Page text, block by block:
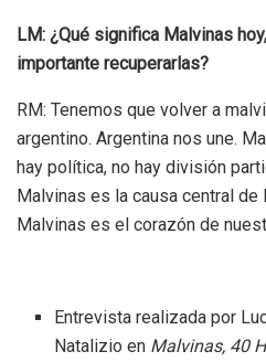
LM: ¿Qué significa Malvinas
importante recuperarlas?
RM: Tenemos que volver a
argentino. Argentina nos une.
hay política, no hay división
Malvinas es la causa central de
Malvinas es el corazón de
Entrevista realizada por
Natalizio en Malvinas, 40